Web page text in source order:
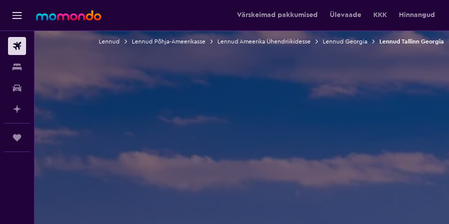
Värskeimad pakkumised Ülevaade KKK Hinnangud
Planeeri AI-ga
Lennud Lennud Põhja-Ameerikasse Lennud Ameerika Ühendriikidesse Lennud Georgia Lennud Tallinn Georgia